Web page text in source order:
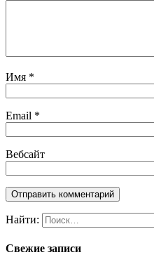
Имя *
Email *
Вебсайт
Найти:
Свежие записи